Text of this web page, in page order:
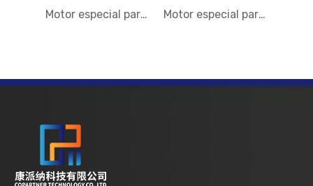
Motor especial para motorreductor Motor especial para máquina pulidora y rectificadora de bordes